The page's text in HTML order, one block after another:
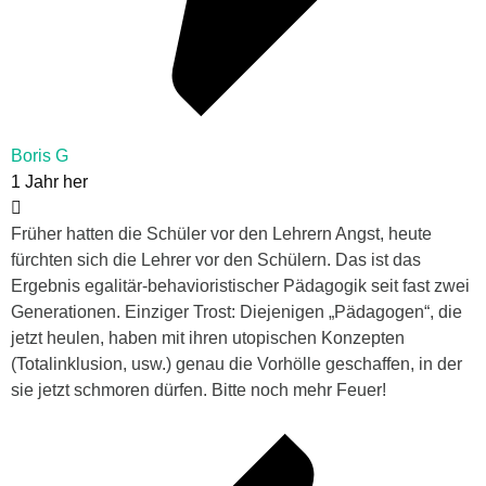
Boris G
1 Jahr her
Früher hatten die Schüler vor den Lehrern Angst, heute
fürchten sich die Lehrer vor den Schülern. Das ist das
Ergebnis egalitär-behavioristischer Pädagogik seit fast zwei
Generationen. Einziger Trost: Diejenigen „Pädagogen“, die
jetzt heulen, haben mit ihren utopischen Konzepten
(Totalinklusion, usw.) genau die Vorhölle geschaffen, in der
sie jetzt schmoren dürfen. Bitte noch mehr Feuer!